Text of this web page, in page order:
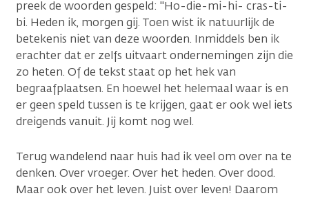
preek de woorden gespeld: "Ho-die-mi-hi- cras-ti-
bi. Heden ik, morgen gij. Toen wist ik natuurlijk de
betekenis niet van deze woorden. Inmiddels ben ik
erachter dat er zelfs uitvaart ondernemingen zijn die
zo heten. Of de tekst staat op het hek van
begraafplaatsen. En hoewel het helemaal waar is en
er geen speld tussen is te krijgen, gaat er ook wel iets
dreigends vanuit. Jij komt nog wel.
Terug wandelend naar huis had ik veel om over na te
denken. Over vroeger. Over het heden. Over dood.
Maar ook over het leven. Juist over leven! Daarom